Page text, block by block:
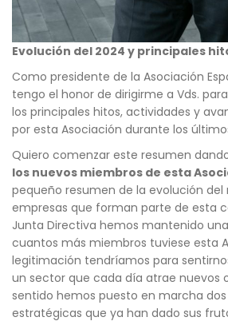
Evolución del 2024 y principales
Como presidente de la Asociación
tengo el honor de dirigirme a Vds.
los principales hitos, actividades y
por esta Asociación durante los
Quiero comenzar este resumen
los nuevos miembros de esta
pequeño resumen de la evolución del
empresas que forman parte de esta
Junta Directiva hemos mantenido
cuantos más miembros tuviese esta
legitimación tendríamos para
un sector que cada día atrae nuevos
sentido hemos puesto en marcha
estratégicas que ya han dado sus